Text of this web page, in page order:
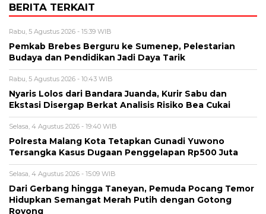
BERITA TERKAIT
Rabu, 5 Agustus 2026 - 15:39 WIB
Pemkab Brebes Berguru ke Sumenep, Pelestarian
Budaya dan Pendidikan Jadi Daya Tarik
Rabu, 5 Agustus 2026 - 10:43 WIB
Nyaris Lolos dari Bandara Juanda, Kurir Sabu dan
Ekstasi Disergap Berkat Analisis Risiko Bea Cukai
Selasa, 4 Agustus 2026 - 19:40 WIB
Polresta Malang Kota Tetapkan Gunadi Yuwono
Tersangka Kasus Dugaan Penggelapan Rp500 Juta
Selasa, 4 Agustus 2026 - 15:09 WIB
Dari Gerbang hingga Taneyan, Pemuda Pocang Temor
Hidupkan Semangat Merah Putih dengan Gotong
Royong